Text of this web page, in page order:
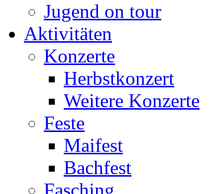
Jugend on tour
Aktivitäten
Konzerte
Herbstkonzert
Weitere Konzerte
Feste
Maifest
Bachfest